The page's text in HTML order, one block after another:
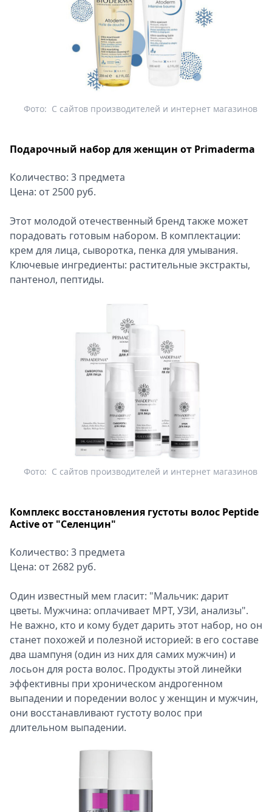
С сайтов производителей и интернет магазинов
Фото:
Подарочный набор для женщин от Primaderma
Количество: 3 предмета
Цена: от 2500 руб.
Этот молодой отечественный бренд также может
порадовать готовым набором. В комплектации:
крем для лица, сыворотка, пенка для умывания.
Ключевые ингредиенты: растительные экстракты,
пантенол, пептиды.
С сайтов производителей и интернет магазинов
Фото:
Комплекс восстановления густоты волос Peptide
Active от "Селенцин"
Количество: 3 предмета
Цена: от 2682 руб.
Один известный мем гласит: "Мальчик: дарит
цветы. Мужчина: оплачивает МРТ, УЗИ, анализы".
Не важно, кто и кому будет дарить этот набор, но он
станет похожей и полезной историей: в его составе
два шампуня (один из них для самих мужчин) и
лосьон для роста волос. Продукты этой линейки
эффективны при хроническом андрогенном
выпадении и поредении волос у женщин и мужчин,
они восстанавливают густоту волос при
длительном выпадении.